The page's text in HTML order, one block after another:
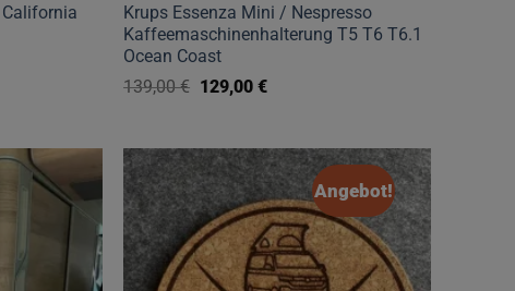
Krups Essenza Mini / Nespresso
Kaffeemaschinenhalterung T5 T6 T6.1
Ocean Coast
139,00€ Ursprünglicher
Preis
129,00 €Aktueller
Angebot!